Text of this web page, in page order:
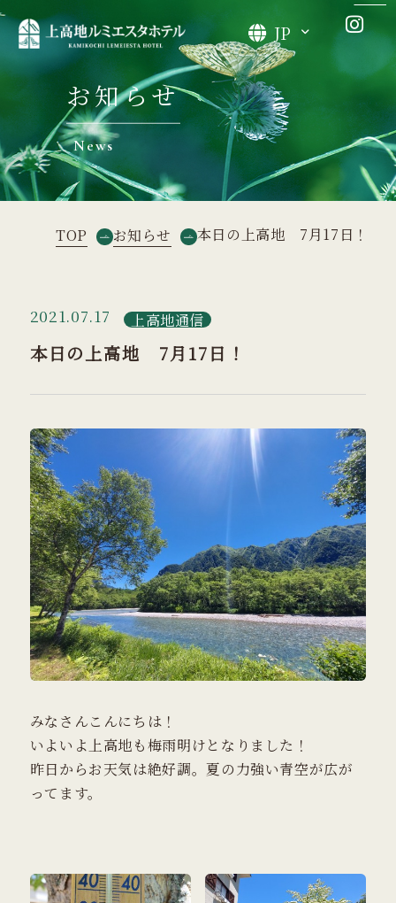
JP
お知らせ
News
TOP お知らせ 本日の上高地 7月17日！
2021.07.17 上高地通信
本日の上高地 7月17日！
みなさんこんにちは！
いよいよ上高地も梅雨明けとなりました！
昨日からお天気は絶好調。夏の力強い青空が広が
ってます。